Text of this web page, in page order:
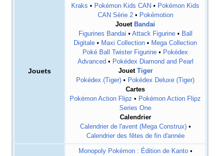
Jouets
Kraks • Pokémon Kids CAN • Pokémon Kids
CAN Série 2• Pokémotion
Jouet Bandai
Figurines Bandai • Attack Figurine• Ball
Digitale • Maxi Collection • Mega Collection
Poké Ball Twister Figurine • Pokédex
Advanced • Pokédex Diamond and Pearl
Jouet Tiger
Pokédex (Tiger) • Pokédex Deluxe (Tiger)
Cartes
Pokémon Action Flipz • Pokémon Action Flipz
Series One
Calendrier
Calendrier de l'avent (Mega Construx)•
Calendrier des fêtes de fin d'année
Monopoly Pokémon : Édition de Kanto•